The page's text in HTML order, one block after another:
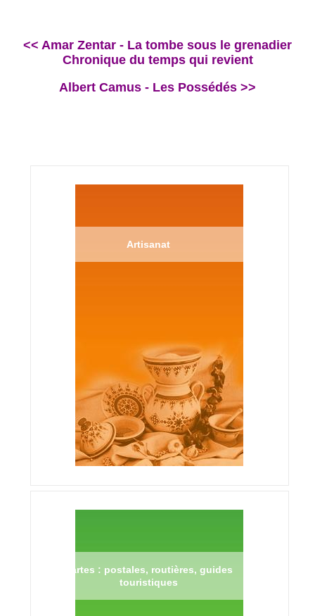
<< Amar Zentar - La tombe sous le grenadier
Chronique du temps qui revient
Albert Camus - Les Possédés >>
Artisanat
Cartes : postales, routières, guides
touristiques